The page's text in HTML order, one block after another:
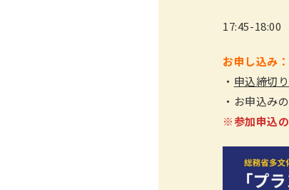
17:45-
お申し込み：
・ 申込締切
・お申込み
※参加申込